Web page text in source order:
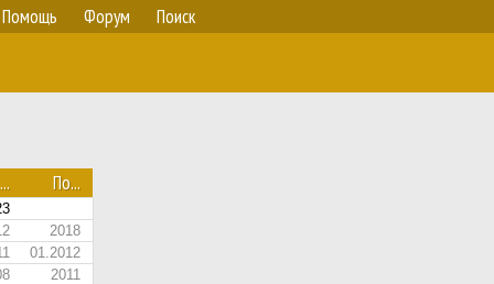
Помощь Форум Поиск
По...
2018
01.2012
2011